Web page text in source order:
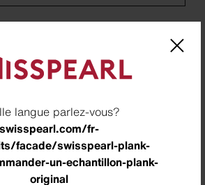
langue parlez-vous?
swisspearl.com/fr-
facade/swisspearl-plank-
un-echantillon-plank-
original
1 *